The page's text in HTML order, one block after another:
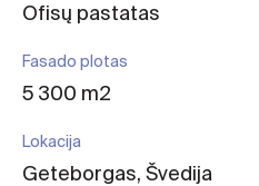
Ofisų pastatas
Fasado plotas
5 300 m2
Lokacija
Geteborgas, Švedija